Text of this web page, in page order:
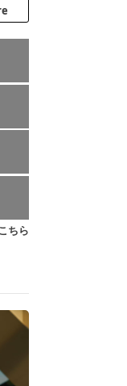
ちら